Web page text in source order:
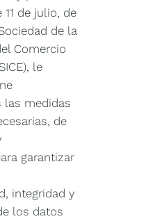
11 de julio, de
de la
Comercio
le
las medidas
de
garantizar
integridad y
los datos